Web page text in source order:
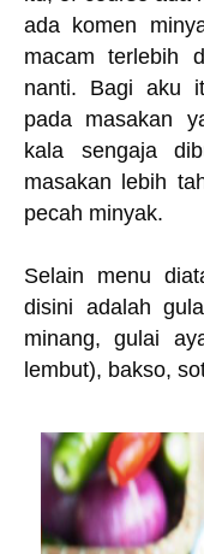
ada komen
macam terlebih
nanti. Bagi aku
pada masakan
kala sengaja
masakan lebih
pecah minyak.
Selain menu
disini adalah
minang, gulai
lembut), bakso,